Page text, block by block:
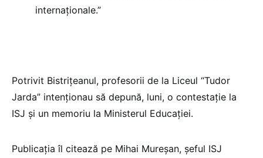
internaționale.”
Potrivit Bistrițeanul, profesorii de la Liceul “Tudor
Jarda” intenționau să depună, luni, o contestație la
ISJ și un memoriu la Ministerul Educației.
Publicația îl citează pe Mihai Mureșan, șeful ISJ